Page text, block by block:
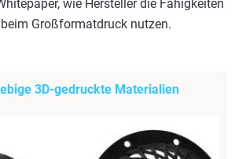
wie Hersteller die Fähigkeiten
Großformatdruck nutzen.
3D-gedruckte Materialien